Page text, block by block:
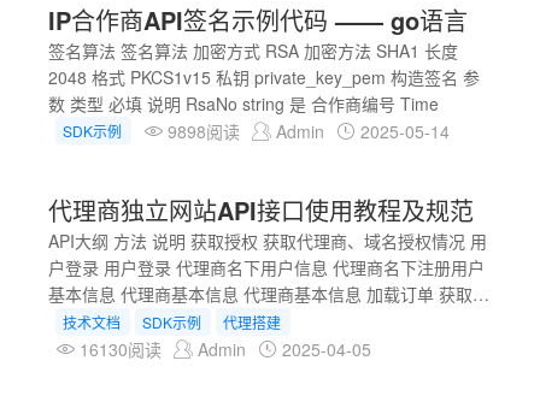
IP合作商API签名示例代码 —— go语言
签名算法 签名算法 加密方式 RSA 加密方法 SHA1 长度
2048 格式 PKCS1v15 私钥 private_key_pem 构造签名 参
数 类型 必填 说明 RsaNo string 是 合作商编号 Time
SDK示例 9898阅读 Admin 2025-05-14
代理商独立网站API接口使用教程及规范
API大纲 方法 说明 获取授权 获取代理商、域名授权情况 用
户登录 用户登录 代理商名下用户信息 代理商名下注册用户
基本信息 代理商基本信息 代理商基本信息 加载订单 获取用
户订单 获取项目列表 网站项目列表 获取节点资源 根据项
目，查询出所有节点资源信息 代理订单续费 指定订单续费
技术文档 SDK示例 代理搭建
16130阅读 Admin 2025-04-05